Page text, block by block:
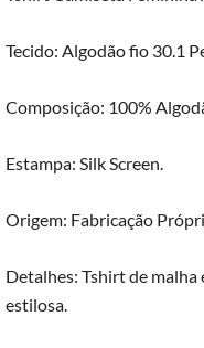
Tecido: Algodão fio 30.1
Composição: 100%
Estampa: Silk Screen.
Origem: Fabricação
Detalhes: Tshirt de
estilosa.